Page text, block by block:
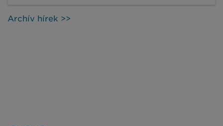
vállalkozás logisztikai folyamatainak CO2
kibocsájtása úgy, hogy mindez gazdasági
Archív hírek >>